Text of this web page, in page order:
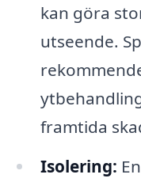
kan göra
utseende.
framtida
Isolering: